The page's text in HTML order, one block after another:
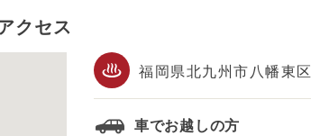
クセス
福岡県北九州市八幡東区
車でお越しの方